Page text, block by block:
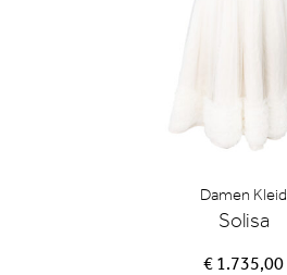
Damen Kleid
Solisa
€ 1.735,00